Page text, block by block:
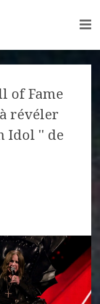
of Fame
révéler
Idol '' de